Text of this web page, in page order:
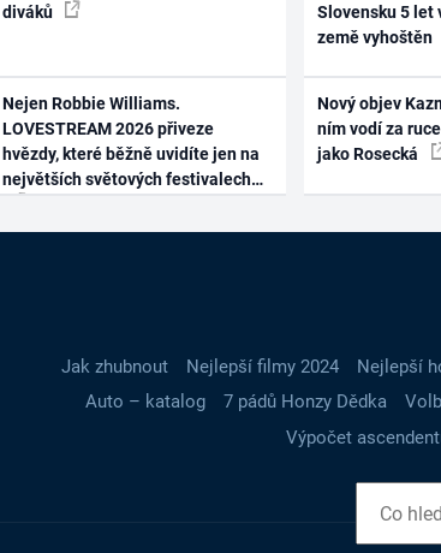
diváků
Nejen Robbie Williams.
LOVESTREAM 2026 přiveze
hvězdy, které běžně uvidíte jen na
největších světových festivalech
Slovensku 5 let
země vyhoštěn
Nový objev
ním vodí za
jako Rosecká
Jak zhubnout Nejlepší filmy 2024 Nejlepší
Auto – katalog
7 pádů Honzy Dědka
Výpočet